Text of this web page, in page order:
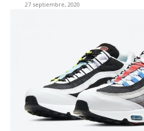
27 septiembre, 2020